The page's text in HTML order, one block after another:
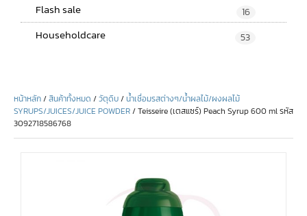
Flash sale 16
Householdcare 53
หน้าหลัก/สินค้าทั้งหมด /วัตุดิบ/น้ำเชื่อมรสต่างๆ/น้ำผลไม้/ผงผลไม้
SYRUPS/JUICES/JUICE POWDER/ Teisseire (เตสแซร์) Peach Syrup 600 ml รหัส
3092718586768